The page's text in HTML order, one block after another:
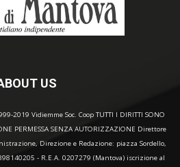
US
2019 Vidiemme Soc. Coop TUTTI I DIRITTI SONO
PERMESSA SENZA AUTORIZZAZIONE Direttore
Direzione e Redazione: piazza Sordello,
- R.E.A. 0207279 (Mantova) iscrizione al